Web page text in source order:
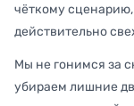
чёткому
действительно
Мы не гонимся за
убираем лишние